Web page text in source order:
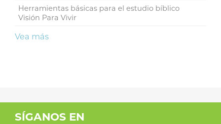
Herramientas básicas para el estudio bíblico
Visión Para Vivir
Vea más
SÍGANOS EN